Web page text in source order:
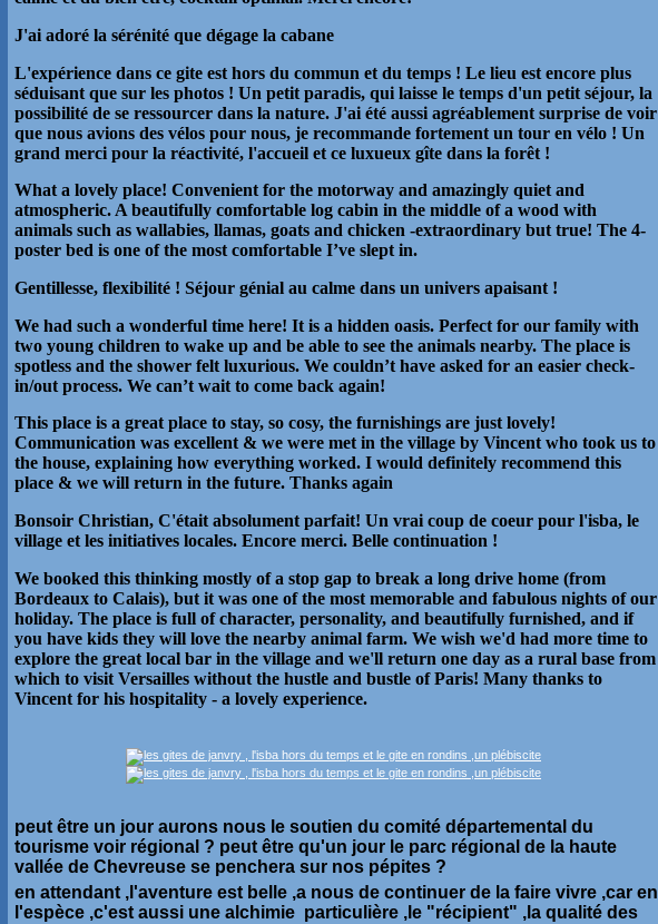
J'ai adoré la sérénité que dégage la cabane
L'expérience dans ce gite est hors du commun et du temps ! Le lieu est encore plus
séduisant que sur les photos ! Un petit paradis, qui laisse le temps d'un petit séjour, la
possibilité de se ressourcer dans la nature. J'ai été aussi agréablement surprise de voir
que nous avions des vélos pour nous, je recommande fortement un tour en vélo ! Un
grand merci pour la réactivité, l'accueil et ce luxueux gîte dans la forêt !
What a lovely place! Convenient for the motorway and amazingly quiet and
atmospheric. A beautifully comfortable log cabin in the middle of a wood with
animals such as wallabies, llamas, goats and chicken -extraordinary but true! The 4-
poster bed is one of the most comfortable I’ve slept in.
Gentillesse, flexibilité ! Séjour génial au calme dans un univers apaisant !
We had such a wonderful time here! It is a hidden oasis. Perfect for our family with
two young children to wake up and be able to see the animals nearby. The place is
spotless and the shower felt luxurious. We couldn’t have asked for an easier check-
in/out process. We can’t wait to come back again!
This place is a great place to stay, so cosy, the furnishings are just lovely!
Communication was excellent & we were met in the village by Vincent who took us to
the house, explaining how everything worked. I would definitely recommend this
place & we will return in the future. Thanks again
Bonsoir Christian, C'était absolument parfait! Un vrai coup de coeur pour l'isba, le
village et les initiatives locales. Encore merci. Belle continuation !
We booked this thinking mostly of a stop gap to break a long drive home (from
Bordeaux to Calais), but it was one of the most memorable and fabulous nights of our
holiday. The place is full of character, personality, and beautifully furnished, and if
you have kids they will love the nearby animal farm. We wish we'd had more time to
explore the great local bar in the village and we'll return one day as a rural base from
which to visit Versailles without the hustle and bustle of Paris! Many thanks to
Vincent for his hospitality - a lovely experience.
peut être un jour aurons nous le soutien du comité départemental du
tourisme voir régional ? peut être qu'un jour le parc régional de la haute
vallée de Chevreuse se penchera sur nos pépites ?
en attendant ,l'aventure est belle ,a nous de continuer de la faire vivre ,car en
l'espèce ,c'est aussi une alchimie particulière ,le "récipient" ,la qualité des